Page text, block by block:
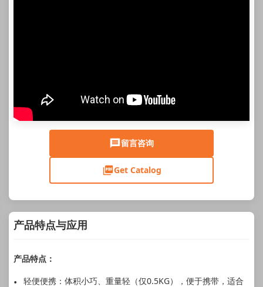
留言咨询
Get Catalog
产品特点与应用
产品特点：
轻便便携：体积小巧、重量轻（仅0.5KG），便于携带，适合